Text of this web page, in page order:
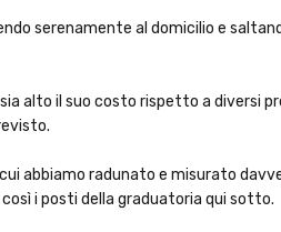
serenamente al domicilio e
alto il suo costo rispetto a diversi
abbiamo radunato e misurato
i posti della graduatoria qui sotto.